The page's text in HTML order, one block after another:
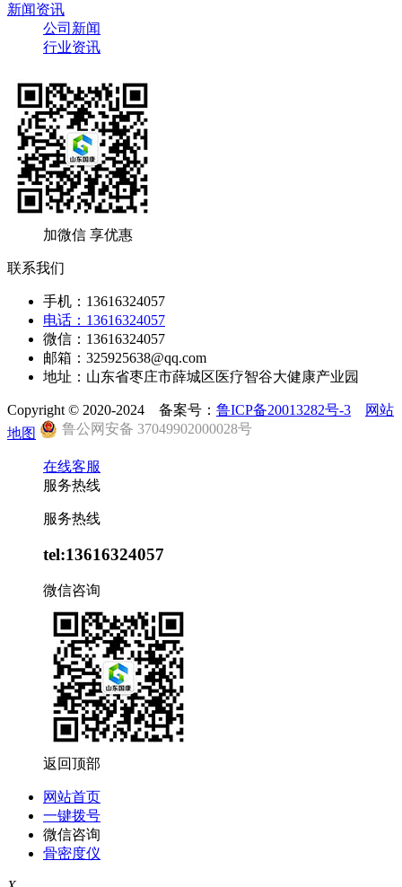
新闻资讯
公司新闻
行业资讯
加微信 享优惠
联系我们
手机：13616324057
电话：13616324057
微信：13616324057
邮箱：325925638@qq.com
地址：山东省枣庄市薛城区医疗智谷大健康产业园
Copyright © 2020-2024 备案号： 鲁ICP备20013282号-3
网站
地图
鲁公网安备 37049902000028号
在线客服
服务热线
服务热线
tel:13616324057
微信咨询
返回顶部
网站首页
一键拨号
微信咨询
骨密度仪